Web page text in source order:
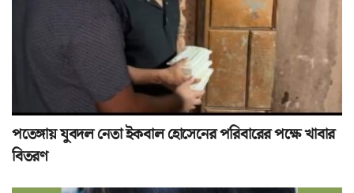
পতেঙ্গায় যুবদল নেতা ইকবাল হোসেনের পরিবারের পক্ষে খাবার
বিতরণ